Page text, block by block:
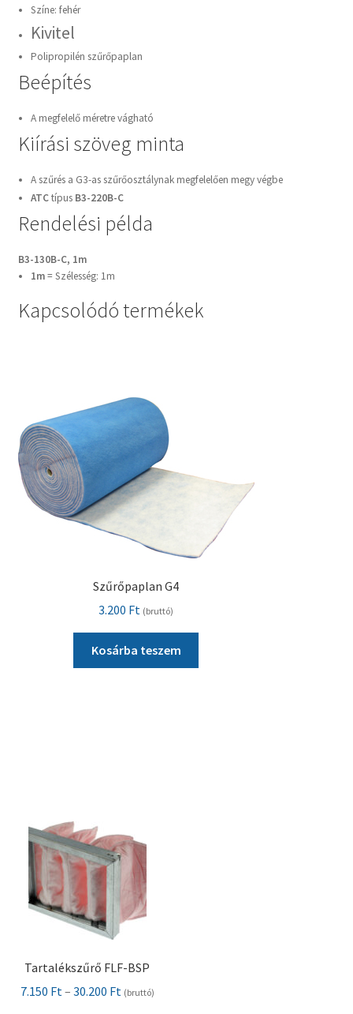
Színe: fehér
Kivitel
Polipropilén szűrőpaplan
Beépítés
A megfelelő méretre vágható
Kiírási szöveg minta
A szűrés a G3-as szűrőosztálynak megfelelően megy végbe
ATCtípus B3-220B-C
Rendelési példa
B3-130B-C, 1m
1m= Szélesség: 1m
Kapcsolódó termékek
Szűrőpaplan G4
3.200 Ft (bruttó)
Kosárba teszem
Tartalékszűrő FLF-BSP
7.150 Ft– 30.200 FtÁrtartomány:
(bruttó)